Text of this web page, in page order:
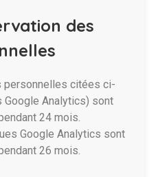
des
personnelles citées ci-
Google Analytics) sont
24 mois.
Google Analytics sont
26 mois.